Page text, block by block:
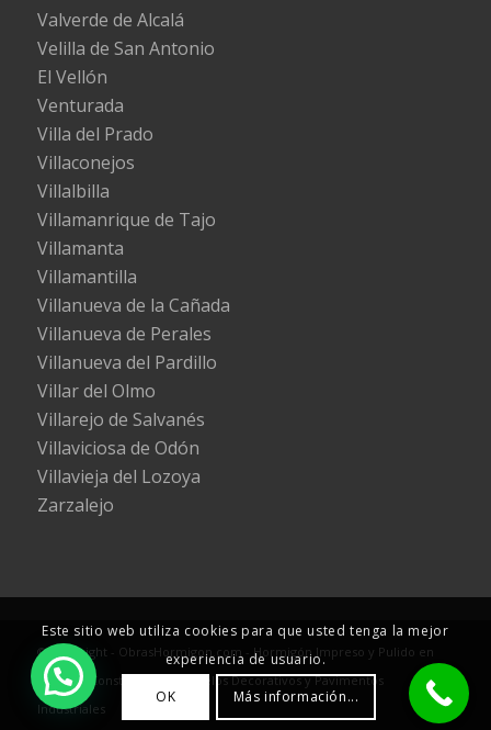
Valverde de Alcalá
Velilla de San Antonio
El Vellón
Venturada
Villa del Prado
Villaconejos
Villalbilla
Villamanrique de Tajo
Villamanta
Villamantilla
Villanueva de la Cañada
Villanueva de Perales
Villanueva del Pardillo
Villar del Olmo
Villarejo de Salvanés
Villaviciosa de Odón
Villavieja del Lozoya
Zarzalejo
© Copyright - ObrasHormigon.com - Hormigón Impreso y Pulido en
Madrid - Construcción de Suelos Decorativos y Pavimentos
Industriales
Este sitio web utiliza cookies para que usted tenga la mejor
experiencia de usuario.
OK Más información...